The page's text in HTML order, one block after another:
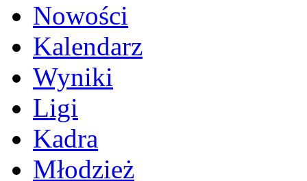
Nowości
Kalendarz
Wyniki
Ligi
Kadra
Młodzież